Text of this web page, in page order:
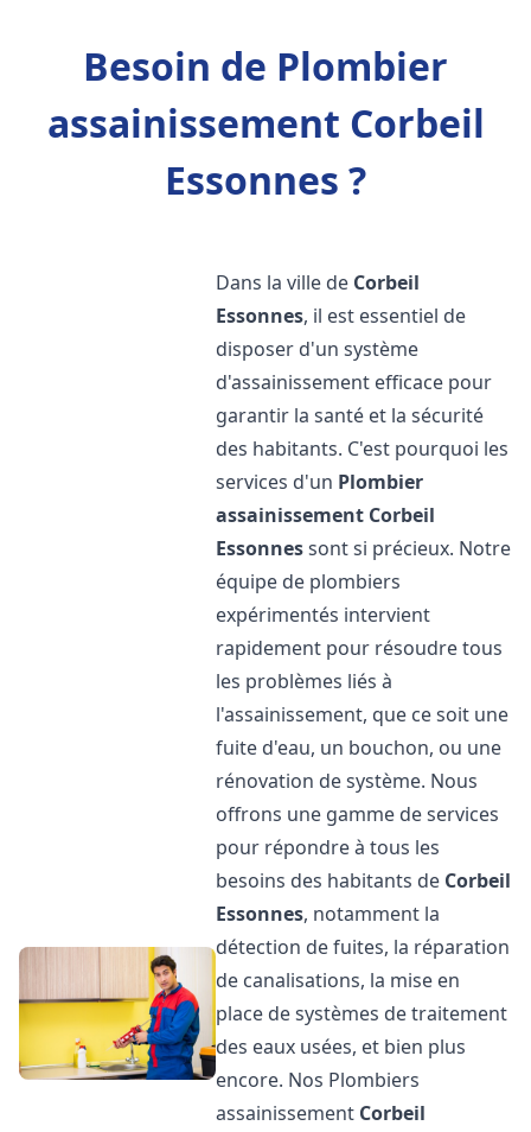
Besoin de Plombier
assainissement Corbeil
Essonnes ?
Dans la ville de Corbeil
Essonnes, il est essentiel de
disposer d'un système
d'assainissement efficace pour
garantir la santé et la sécurité
des habitants. C'est pourquoi les
services d'un Plombier
assainissement Corbeil
Essonnessont si précieux. Notre
équipe de plombiers
expérimentés intervient
rapidement pour résoudre tous
les problèmes liés à
l'assainissement, que ce soit une
fuite d'eau, un bouchon, ou une
rénovation de système. Nous
offrons une gamme de services
pour répondre à tous les
besoins des habitants de Corbeil
Essonnes, notamment la
détection de fuites, la réparation
de canalisations, la mise en
place de systèmes de traitement
des eaux usées, et bien plus
encore. Nos Plombiers
assainissement Corbeil